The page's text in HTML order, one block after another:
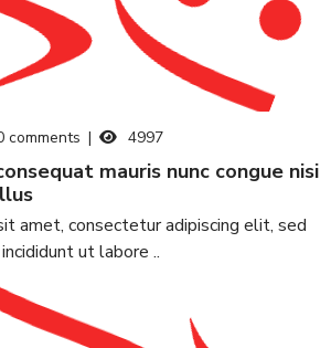
comments 4997
amet, consectetur adipiscing elit, sed
ut labore ..